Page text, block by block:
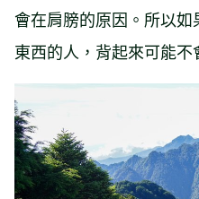
會在肩膀的原因。所以
東西的人，背起來可能不